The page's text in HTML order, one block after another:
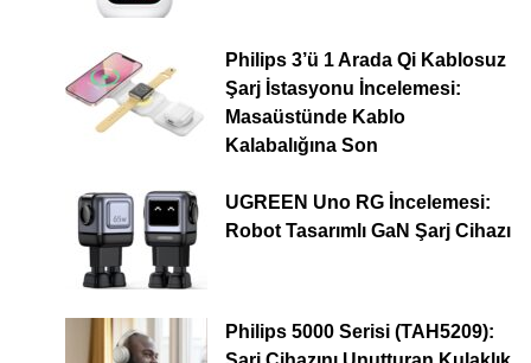
Philips 3’ü 1 Arada Qi Kablosuz
Şarj İstasyonu İncelemesi:
Masaüstünde Kablo
Kalabalığına Son
UGREEN Uno RG İncelemesi:
Robot Tasarımlı GaN Şarj Cihazı
Philips 5000 Serisi (TAH5209):